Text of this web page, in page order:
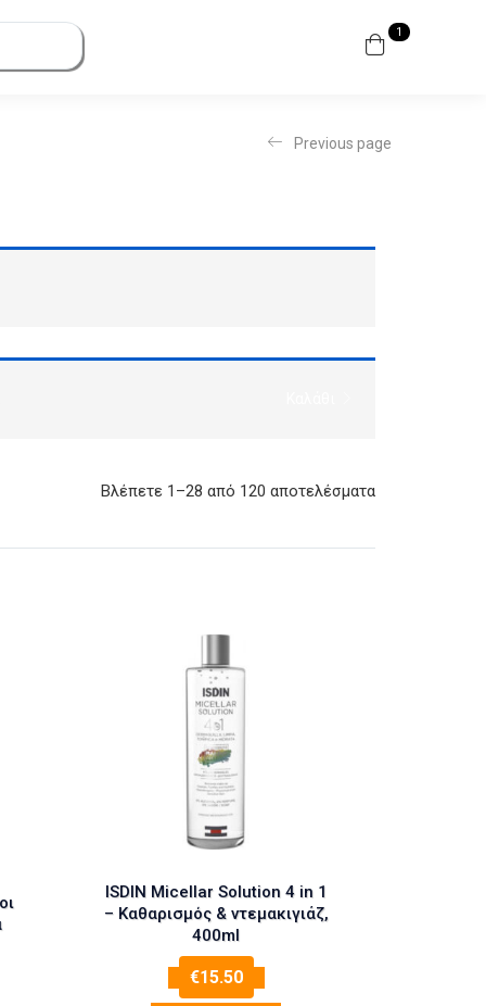
1
Previous page
Βλέπετε 1–28 από 120 αποτελέσματα
ISDIN Micellar Solution 4 in 1
– Καθαρισμός & ντεμακιγιάζ,
400ml
€15.50